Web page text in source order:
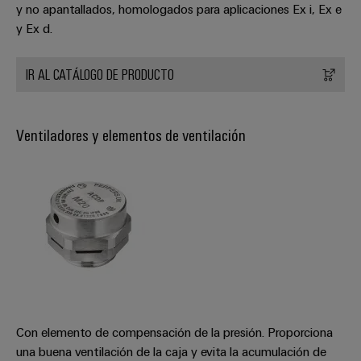
y no apantallados, homologados para aplicaciones Ex i, Ex e
y Ex d.
IR AL CATÁLOGO DE PRODUCTO
Ventiladores y elementos de ventilación
Con elemento de compensación de la presión. Proporciona
una buena ventilación de la caja y evita la acumulación de